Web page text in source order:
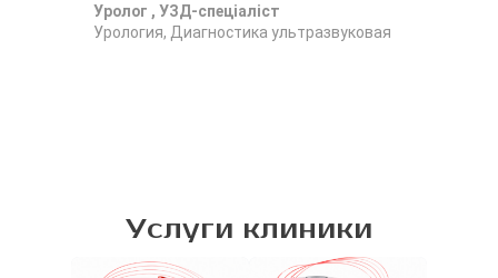
Уролог , УЗД-спеціаліст
Урология, Диагностика ультразвуковая
Услуги клиники